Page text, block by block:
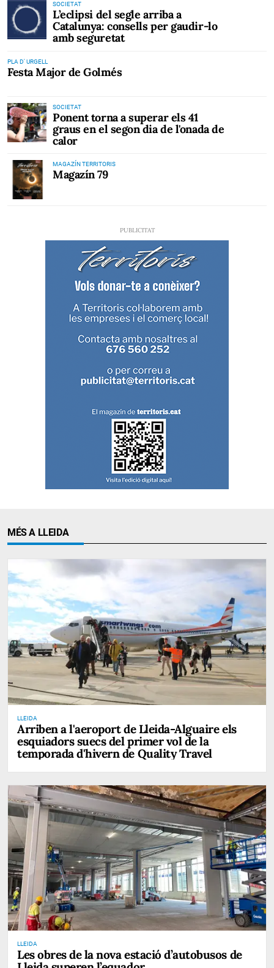
SOCIETAT
L’eclipsi del segle arriba a
Catalunya: consells per gaudir-lo
amb seguretat
PLA D' URGELL
Festa Major de Golmés
SOCIETAT
Ponent torna a superar els 41
graus en el segon dia de l'onada de
calor
MAGAZÍN TERRITORIS
Magazín 79
MÉS A LLEIDA
LLEIDA
Arriben a l'aeroport de Lleida-Alguaire els
esquiadors suecs del primer vol de la
temporada d'hivern de Quality Travel
LLEIDA
Les obres de la nova estació d’autobusos de